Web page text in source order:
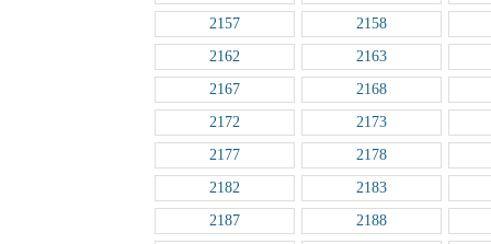
2157
2158
2162
2163
2167
2168
2172
2173
2177
2178
2182
2183
2187
2188